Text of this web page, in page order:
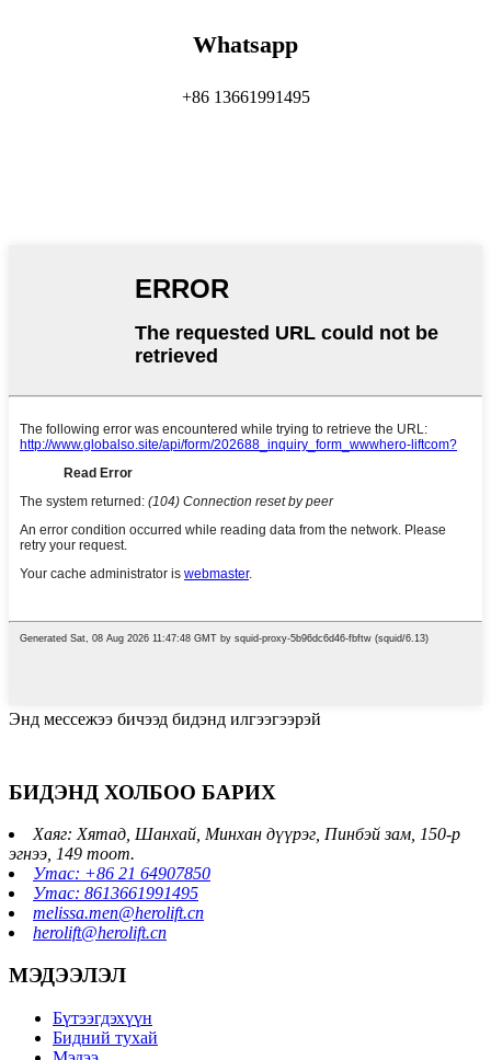
Whatsapp
+86 13661991495
Энд мессежээ бичээд бидэнд илгээгээрэй
БИДЭНД ХОЛБОО БАРИХ
Хаяг: Хятад, Шанхай, Минхан дүүрэг, Пинбэй зам, 150-р
эгнээ, 149 тоот.
Утас: +86 21 64907850
Утас: 8613661991495
melissa.men@herolift.cn
herolift@herolift.cn
МЭДЭЭЛЭЛ
Бүтээгдэхүүн
Бидний тухай